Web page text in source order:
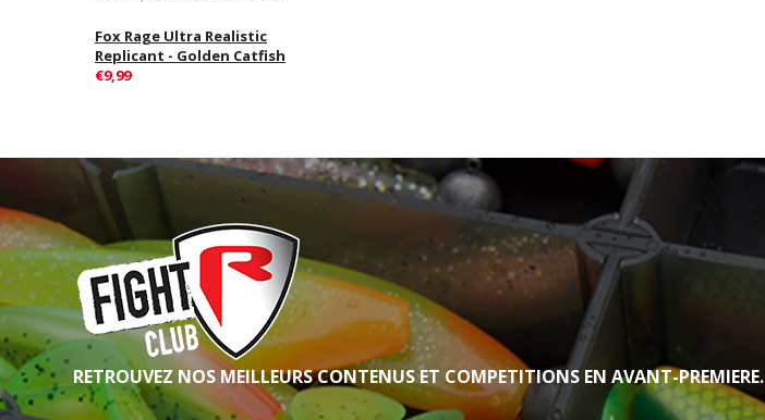
Fox Rage Ultra Realistic
Replicant - Golden Catfish
€9,99
RETROUVEZ NOS MEILLEURS CONTENUS ET COMPETITIONS EN AVANT-PREMIERE.